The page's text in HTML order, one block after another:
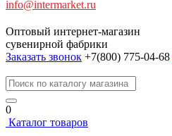
info@intermarket.ru
Оптовый интернет-магазин
сувенирной фабрики
Заказать звонок +7(800) 775-04-68
0
Каталог товаров